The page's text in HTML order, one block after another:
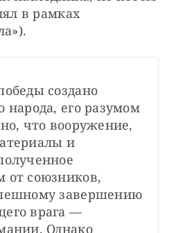
в рамках
создано
народа, его разумом
что вооружение,
и
от союзников,
завершению
врага —
Однако